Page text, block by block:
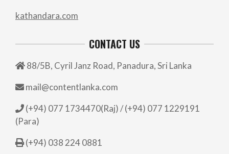
kathandara.com
CONTACT US
88/5B, Cyril Janz Road, Panadura, Sri Lanka
mail@contentlanka.com
(+94) 077 1734470(Raj) / (+94) 077 1229191
(Para)
(+94) 038 224 0881